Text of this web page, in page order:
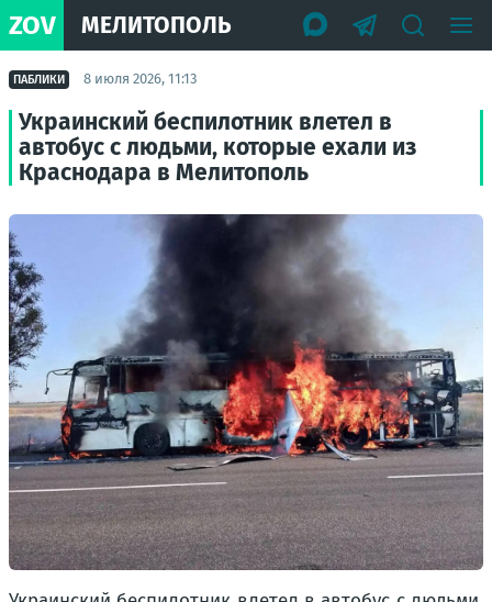
ZOV МЕЛИТОПОЛЬ
ПАБЛИКИ 8 июля 2026, 11:13
Украинский беспилотник влетел в
автобус с людьми, которые ехали из
Краснодара в Мелитополь